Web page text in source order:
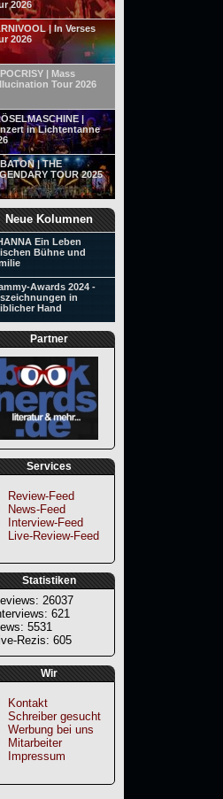
2026
| In Verses
2026
| Mass
Tour 2026
|
in Lichtentanne
| THE
TOUR 2025
Neue Kolumnen
Ein Leben
Bühne und
Awards 2024 -
in
Hand
Partner
Services
Review-Feed
News-Feed
Interview-Feed
Live-Review-Feed
Statistiken
26037
621
5531
Rezis: 605
Wir
Kontakt
Schreiber gesucht
Werbung bei uns
Mitarbeiter
Impressum